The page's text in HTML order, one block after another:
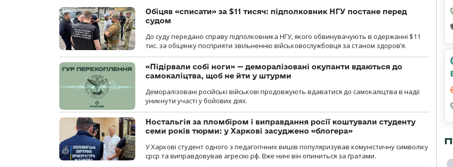
Обіцяв «списати» за $11 тисяч: підполковник НГУ постане перед
судом
До суду передано справу підполковника НГУ, якого обвинувачують в одержанні $11
тис. за обіцянку посприяти звільненню військовослужбовця за станом здоров’я.
«Підірвали собі ноги» — деморалізовані окупанти вдаються до
самокаліцтва, щоб не йти у штурми
Деморалізовані російські військові продовжують вдаватися до самокаліцтва в надії
уникнути участі у бойових діях.
Ностальгія за пломбіром і виправдання росії коштували студенту
семи років тюрми: у Харкові засуджено «блогера»
У Харкові студент одного з педагогічних вишів популяризував комуністичну символіку
срср та виправдовував агресію рф. Вже нині він опиниться за ґратами.